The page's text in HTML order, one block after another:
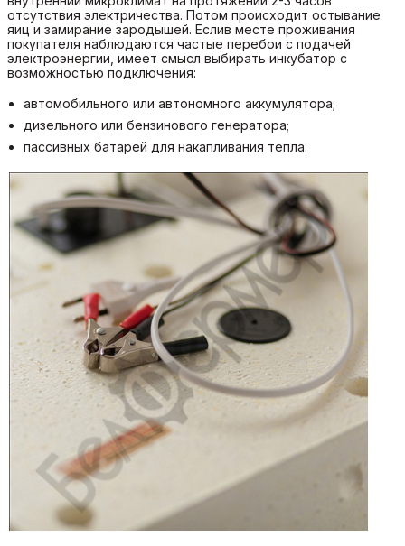
отсутствия электричества. Потом происходит остывание
яиц и замирание зародышей. Еслив месте проживания
покупателя наблюдаются частые перебои с подачей
электроэнергии, имеет смысл выбирать инкубатор с
возможностью подключения:
автомобильного или автономного аккумулятора;
дизельного или бензинового генератора;
пассивных батарей для накапливания тепла.